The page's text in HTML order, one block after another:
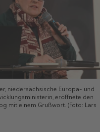
niedersächsische Europa- und
eröffnete den
mit einem Grußwort. (Foto: Lars